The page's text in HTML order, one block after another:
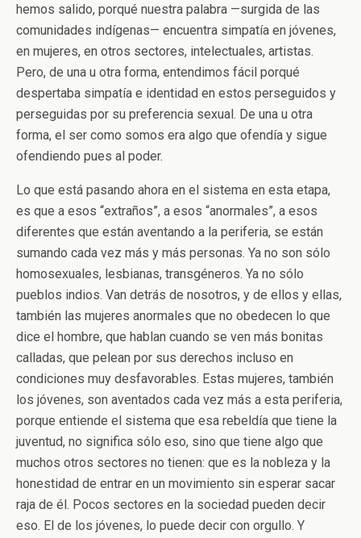
hemos salido, porqué nuestra palabra —surgida de las
comunidades indígenas— encuentra simpatía en jóvenes,
en mujeres, en otros sectores, intelectuales, artistas.
Pero, de una u otra forma, entendimos fácil porqué
despertaba simpatía e identidad en estos perseguidos y
perseguidas por su preferencia sexual. De una u otra
forma, el ser como somos era algo que ofendía y sigue
ofendiendo pues al poder.
Lo que está pasando ahora en el sistema en esta etapa,
es que a esos “extraños”, a esos “anormales”, a esos
diferentes que están aventando a la periferia, se están
sumando cada vez más y más personas. Ya no son sólo
homosexuales, lesbianas, transgéneros. Ya no sólo
pueblos indios. Van detrás de nosotros, y de ellos y ellas,
también las mujeres anormales que no obedecen lo que
dice el hombre, que hablan cuando se ven más bonitas
calladas, que pelean por sus derechos incluso en
condiciones muy desfavorables. Estas mujeres, también
los jóvenes, son aventados cada vez más a esta periferia,
porque entiende el sistema que esa rebeldía que tiene la
juventud, no significa sólo eso, sino que tiene algo que
muchos otros sectores no tienen: que es la nobleza y la
honestidad de entrar en un movimiento sin esperar sacar
raja de él. Pocos sectores en la sociedad pueden decir
eso. El de los jóvenes, lo puede decir con orgullo. Y